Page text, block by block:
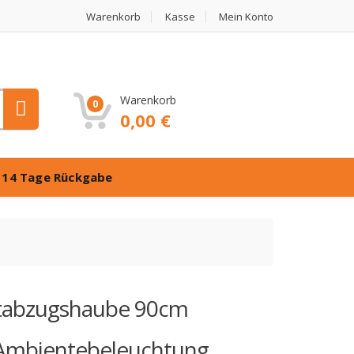
Warenkorb Kasse Mein Konto
0 Warenkorb
0,00 €
14 Tage Rückgabe
90cm